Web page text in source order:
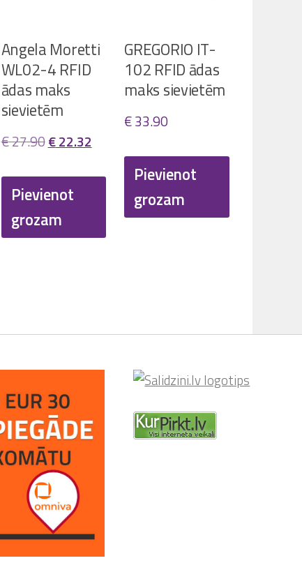
Angela Moretti
WL02-4 RFID
ādas maks
sievietēm
€27.90Original
was:
€ 27.90.
€22.32
€ 22.32.
Pievienot
grozam
GREGORIO IT-
102 RFID ādas
maks sievietēm
€33.90
Pievienot
grozam